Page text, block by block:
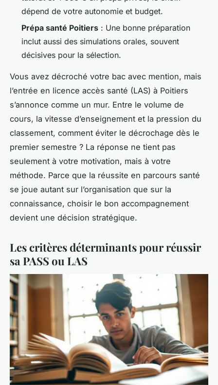
dépend de votre autonomie et budget.
Prépa santé Poitiers : Une bonne préparation
inclut aussi des simulations orales, souvent
décisives pour la sélection.
Vous avez décroché votre bac avec mention, mais
l’entrée en licence accès santé (LAS) à Poitiers
s’annonce comme un mur. Entre le volume de
cours, la vitesse d’enseignement et la pression du
classement, comment éviter le décrochage dès le
premier semestre ? La réponse ne tient pas
seulement à votre motivation, mais à votre
méthode. Parce que la réussite en parcours santé
se joue autant sur l’organisation que sur la
connaissance, choisir le bon accompagnement
devient une décision stratégique.
Les critères déterminants pour réussir
sa PASS ou LAS